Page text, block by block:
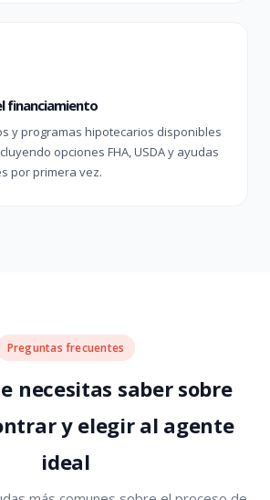
financiamiento
y programas hipotecarios disponibles
opciones FHA, USDA y ayudas
por primera vez.
Preguntas frecuentes
necesitas saber sobre
y elegir al agente
ideal